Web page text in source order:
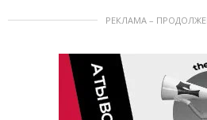
РЕКЛАМА –